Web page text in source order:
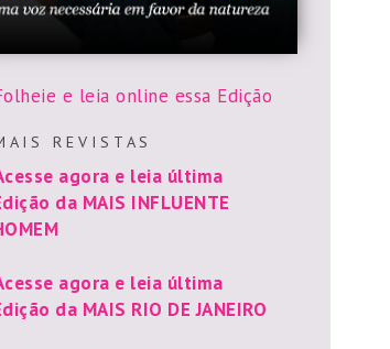
e leia online essa Edição
S R E V I S T A S
agora e leia última
da MAIS INFLUENTE
agora e leia última
da MAIS RIO DE JANEIRO